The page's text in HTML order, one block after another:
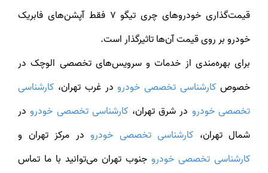
قیمت‌گذاری خودروهای چری تیگو 7 فقط آپشن‌های فابریک
خودرو بر روی قیمت آن‌ها تاثیرگذار است.
برای بهره‌مندی از خدمات و سرویس‌های تخصصی الوچک در
خصوصکارشناسی تخصصی خودرودر غرب تهران،کارشناسی
تخصصی خودرودر شرق تهران،کارشناسی تخصصی خودرودر
شمال تهران،کارشناسی تخصصی خودرودر مرکز تهران و
کارشناسی تخصصی خودروجنوب تهران می‌توانید با ما تماس